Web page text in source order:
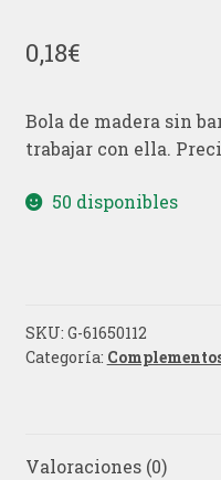
0,18€
Bola de madera sin
trabajar con ella.
50 disponibles
SKU: G-61650112
Categoría:
Valoraciones (0)